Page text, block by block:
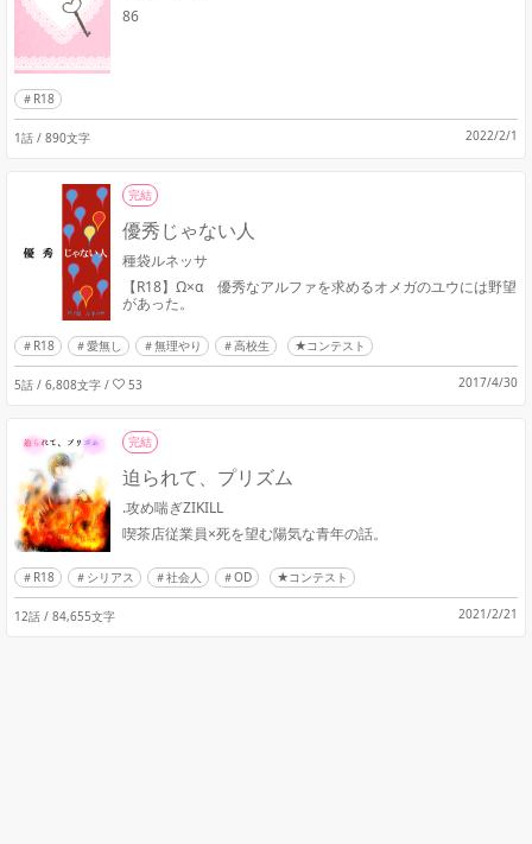
86
R18
1話 / 890文字 2022/2/1
完結
優秀じゃない人
種袋ルネッサ
【R18】Ω×α 優秀なアルファを求めるオメガのユウには野望
があった。
R18 愛無し 無理やり 高校生 ★コンテスト
5話 / 6,808文字 / 53 2017/4/30
完結
迫られて、プリズム
.攻め喘ぎZIKILL
喫茶店従業員×死を望む陽気な青年の話。
R18 シリアス 社会人 OD ★コンテスト
12話 / 84,655文字 2021/2/21